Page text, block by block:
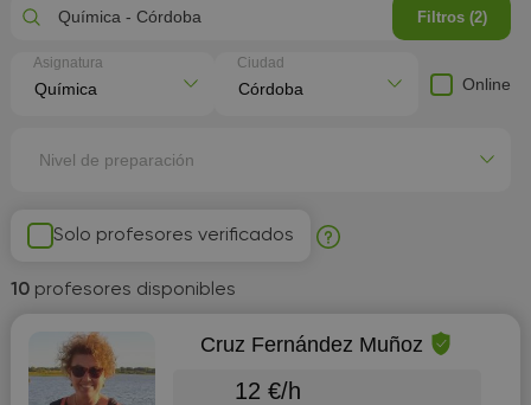
Solo profesores verificados
10 profesores disponibles
Cruz Fernández Muñoz
12 €/h
Química - Córdoba Filtros (2)
Asignatura Ciudad
Online
Nivel de preparación